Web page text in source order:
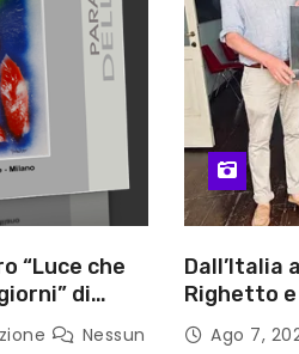
“Luce che
di
Nessun
Dall’Italia
Righetto
uniscono
Ago 7,